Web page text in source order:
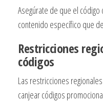
Asegúrate de que el
contenido específico que
Restricciones
códigos
Las restricciones
canjear códigos